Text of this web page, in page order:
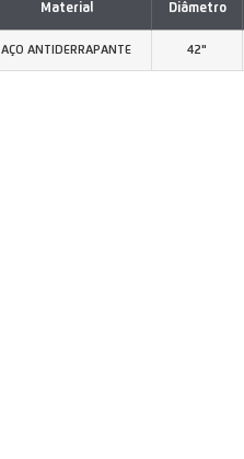
Material Diâmetro
AÇO ANTIDERRAPANTE 42"